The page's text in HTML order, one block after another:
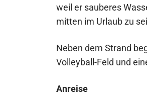
weil er sauberes
mitten im Urlaub zu
Neben dem Strand
Volleyball-Feld und
Anreise